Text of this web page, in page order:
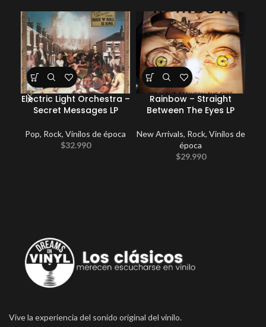
Electric Light Orchestra –
Secret Messages LP
Pop, Rock, Vinilos de época
$32.990
Rainbow – Straight
Between The Eyes LP
New Arrivals, Rock, Vinilos de
época
$29.990
Vive la experiencia del sonido original del vinilo.